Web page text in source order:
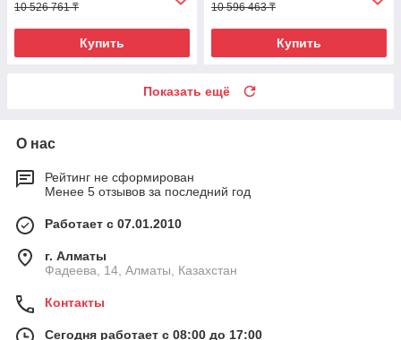
10 526 761 ₸
Купить
10 596 463 ₸
Купить
Показать ещё
О нас
Рейтинг не сформирован
Менее 5 отзывов за последний год
Работает с 07.01.2010
г. Алматы
Фадеева, 14, Алматы, Казахстан
Контакты
Сегодня работает с 08:00 до 17:00